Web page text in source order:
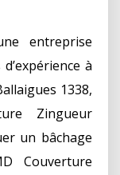
entreprise
à
1338,
Zingueur
un bâchage
Couverture